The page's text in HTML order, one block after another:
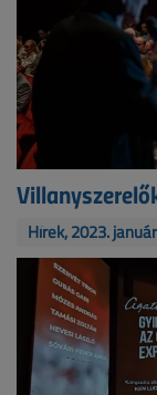
Hírek, 2023. január